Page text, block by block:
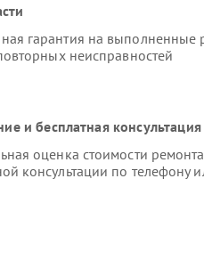
гарантия на выполненные
неисправностей
и бесплатная консультация
оценка стоимости
консультации по телефону